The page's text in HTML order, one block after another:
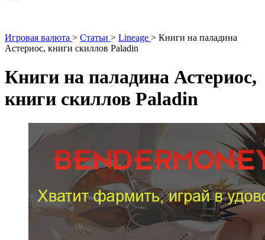
Игровая валюта > Статьи > Lineage > Книги на паладина
Астериос, книги скиллов Paladin
Книги на паладина Астериос,
книги скиллов Paladin